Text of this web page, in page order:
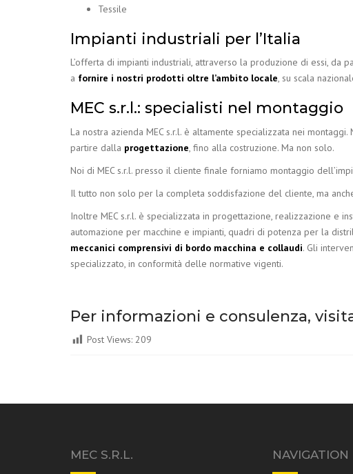
Tessile
Impianti industriali per l’Italia
L’offerta di impianti industriali, attraverso la produzione di essi, da
a fornire i nostri prodotti oltre l’ambito locale, su scala
MEC s.r.l.: specialisti nel montaggio
La nostra azienda MEC s.r.l. è altamente specializzata nei
partire dalla progettazione, fino alla costruzione. Ma non solo.
Noi di MEC s.r.l. presso il cliente finale forniamo montaggio
Il tutto non solo per la completa soddisfazione del cliente, ma
Inoltre MEC s.r.l. è specializzata in progettazione, realizzazione e
automazione per macchine e impianti, quadri di potenza per la
meccanici comprensivi di bordo macchina e collaudi. Gli
specializzato, in conformità delle normative vigenti.
Per informazioni e consulenza,
Post Views: 209
MEC S.R.L. NAVIGATION